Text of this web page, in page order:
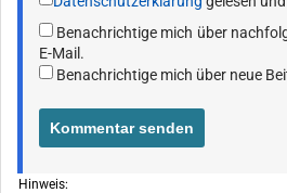
Benachrichtige mich über
E-Mail.
Benachrichtige mich über neue
Hinweis: